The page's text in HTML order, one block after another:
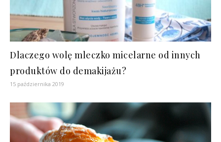
Dlaczego wolę mleczko micelarne od innych
produktów do demakijażu?
15 października 2019